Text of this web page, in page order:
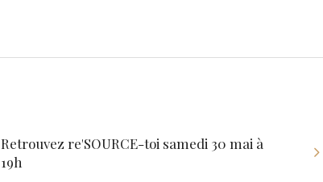
Retrouvez re'SOURCE-toi samedi 30 mai à
19h